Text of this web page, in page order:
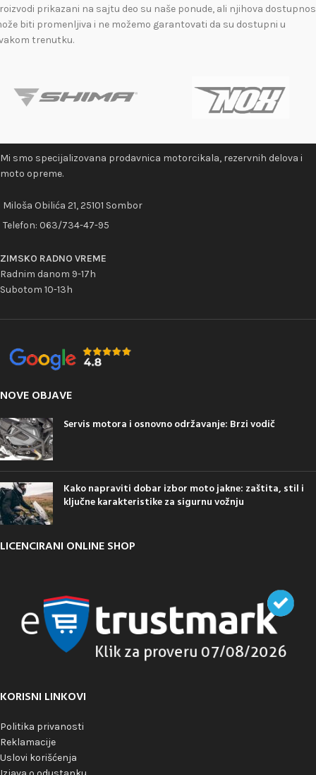
prikazani na sajtu deo su naše ponude, ali njihova
biti promenljiva i ne možemo garantovati da su dostupni u
trenutku.
Mi smo specijalizovana prodavnica motorcikala, rezervnih delova i
moto opreme.
Miloša Obilića 21, 25101 Sombor
Telefon: 063/734-47-95
ZIMSKO RADNO VREME
Radnim danom 9-17h
Subotom 10-13h
NOVE OBJAVE
Servis motora i osnovno održavanje: Brzi vodič
Kako napraviti dobar izbor moto jakne: zaštita, stil i
ključne karakteristike za sigurnu vožnju
LICENCIRANI ONLINE SHOP
KORISNI LINKOVI
Politika privanosti
Reklamacije
Uslovi korišćenja